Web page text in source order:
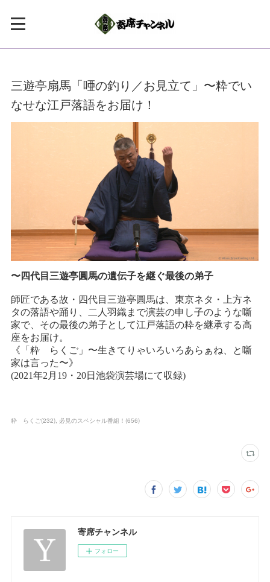
三遊亭扇馬「唖の釣り／お見立て」〜粋でい
なせな江戸落語をお届け！
粋 らくご(232) 必見のスペシャル番組！ (656)
寄席チャンネル
フォロー